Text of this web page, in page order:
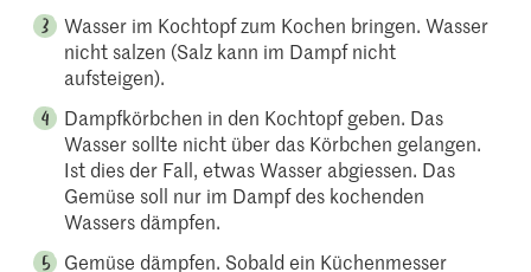
Wasser im Kochtopf zum Kochen bringen. Wasser
nicht salzen (Salz kann im Dampf nicht
aufsteigen).
Dampfkörbchen in den Kochtopf geben. Das
Wasser sollte nicht über das Körbchen gelangen.
Ist dies der Fall, etwas Wasser abgiessen. Das
Gemüse soll nur im Dampf des kochenden
Wassers dämpfen.
Gemüse dämpfen. Sobald ein Küchenmesser